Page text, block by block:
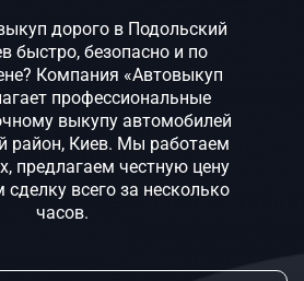
дорого в Подольский
быстро, безопасно и по
Компания «Автовыкуп
профессиональные
выкупу автомобилей
район, Киев. Мы работаем
предлагаем честную цену
всего за несколько
часов.